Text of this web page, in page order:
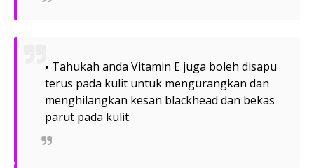
Tahukah anda Vitamin E juga boleh disapu
terus pada kulit untuk mengurangkan dan
menghilangkan kesan blackhead dan bekas
parut pada kulit.